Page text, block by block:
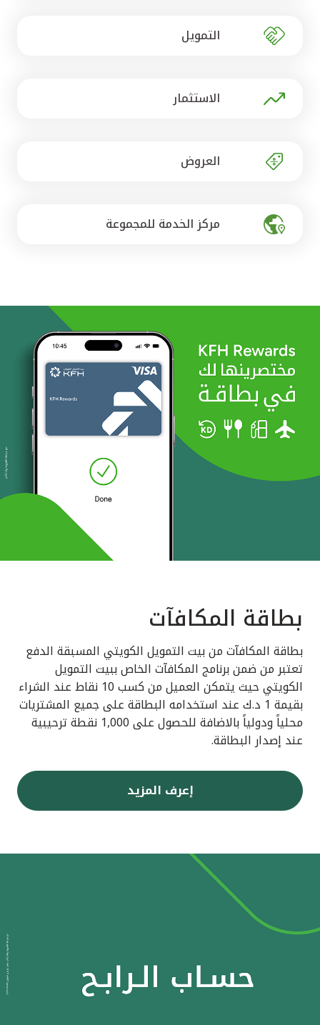
مصر
التمويل
الاستثمار
العروض
مركز الخدمة للمجموعة
بطاقة المكافآت
بطاقة المكافآت من بيت التمويل الكويتي المسبقة الدفع
تعتبر من ضمن برنامج المكافآت الخاص ببيت التمويل
الكويتي حيث يتمكن العميل من كسب 10 نقاط عند الشراء
بقيمة 1 د.ك عند استخدامه البطاقة على جميع المشتريات
محلياً ودولياً بالاضافة للحصول على 1,000 نقطة ترحيبية
عند إصدار البطاقة.
إعرف المزيد